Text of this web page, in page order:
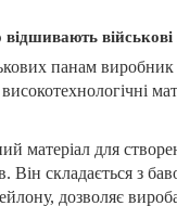
відшивають
панам
матеріал для
Він складається з
дозволяє